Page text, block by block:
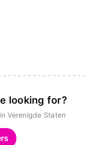
looking for?
Verenigde Staten